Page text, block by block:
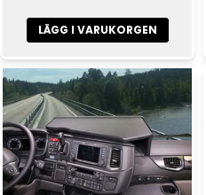
LÄGG I VARUKORGEN